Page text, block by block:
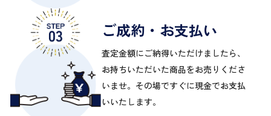
ご成約・お支払い
査定金額にご納得いただけましたら、
お持ちいただいた商品をお売りくださ
いませ。その場ですぐに現金でお支払
いいたします。